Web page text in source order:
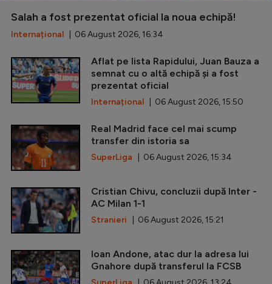
Salah a fost prezentat oficial la noua echipă!
Internațional | 06 August 2026, 16:34
Aflat pe lista Rapidului, Juan Bauza a
semnat cu o altă echipă și a fost
prezentat oficial
Internațional | 06 August 2026, 15:50
Real Madrid face cel mai scump
transfer din istoria sa
SuperLiga | 06 August 2026, 15:34
Cristian Chivu, concluzii după Inter -
AC Milan 1-1
Stranieri | 06 August 2026, 15:21
Ioan Andone, atac dur la adresa lui
Gnahore după transferul la FCSB